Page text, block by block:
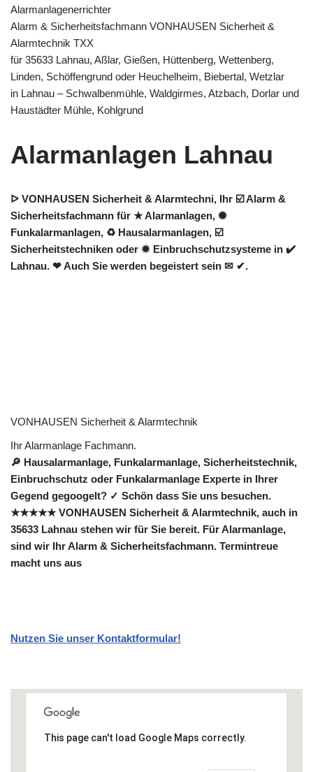
Alarmanlagenerrichter
Alarm & Sicherheitsfachmann VONHAUSEN Sicherheit &
Alarmtechnik TXX
für 35633 Lahnau, Aßlar, Gießen, Hüttenberg, Wettenberg,
Linden, Schöffengrund oder Heuchelheim, Biebertal, Wetzlar
in Lahnau – Schwalbenmühle, Waldgirmes, Atzbach, Dorlar und
Haustädter Mühle, Kohlgrund
Alarmanlagen Lahnau
ᐅ VONHAUSEN Sicherheit & Alarmtechni, Ihr ☑️ Alarm &
Sicherheitsfachmann für ★ Alarmanlagen, ✺
Funkalarmanlagen, ♻ Hausalarmanlagen, ☑️
Sicherheitstechniken oder ✹ Einbruchschutzsysteme in ✔️
Lahnau. ❤ Auch Sie werden begeistert sein ✉ ✔.
VONHAUSEN Sicherheit & Alarmtechnik
Ihr Alarmanlage Fachmann.
🔎 Hausalarmanlage, Funkalarmanlage, Sicherheitstechnik,
Einbruchschutz oder Funkalarmanlage Experte in Ihrer
Gegend gegoogelt? ✓ Schön dass Sie uns besuchen.
★★★★★ VONHAUSEN Sicherheit & Alarmtechnik, auch in
35633 Lahnau stehen wir für Sie bereit. Für Alarmanlage,
sind wir Ihr Alarm & Sicherheitsfachmann. Termintreue
macht uns aus
Nutzen Sie unser Kontaktformular!
This page can't load Google Maps correctly.